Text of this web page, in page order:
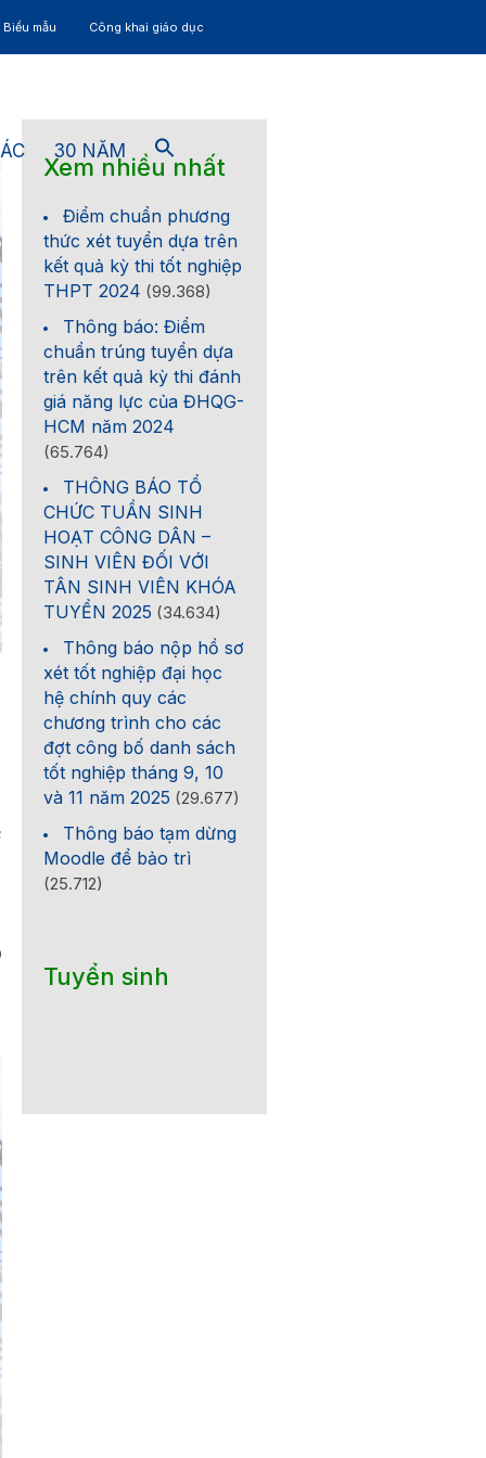
mẫu Công khai giáo dục
30 NĂM
Xem nhiều nhất
Điểm chuẩn phương
thức xét tuyển dựa trên
kết quả kỳ thi tốt nghiệp
THPT 2024 (99.368)
Thông báo: Điểm
chuẩn trúng tuyển dựa
trên kết quả kỳ thi đánh
giá năng lực của ĐHQG-
HCM năm 2024
(65.764)
THÔNG BÁO TỔ
CHỨC TUẦN SINH
HOẠT CÔNG DÂN –
SINH VIÊN ĐỐI VỚI
TÂN SINH VIÊN KHÓA
TUYỂN 2025 (34.634)
Thông báo nộp hồ sơ
xét tốt nghiệp đại học
hệ chính quy các
chương trình cho các
đợt công bố danh sách
tốt nghiệp tháng 9, 10
và 11 năm 2025 (29.677)
Thông báo tạm dừng
Moodle để bảo trì
(25.712)
Tuyển sinh